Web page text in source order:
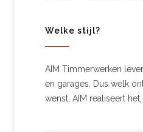
Welke stijl?
AIM Timmerwerken
en garages. Dus welk
wenst, AIM realiseert